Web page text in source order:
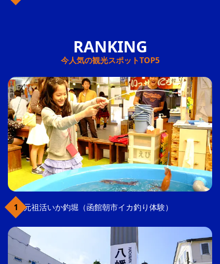
今人気の観光スポットTOP5
元祖活いか釣堀（函館朝市イカ釣り体験）